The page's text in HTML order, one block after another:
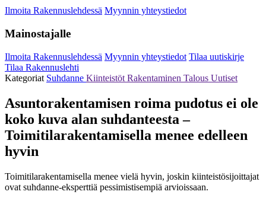
Ilmoita Rakennuslehdessä Myynnin yhteystiedot
Mainostajalle
Ilmoita Rakennuslehdessä Myynnin yhteystiedot Tilaa uutiskirje
Tilaa Rakennuslehti
Kategoriat Suhdanne Kiinteistöt Rakentaminen Talous Uutiset
Asuntorakentamisen roima pudotus ei ole
koko kuva alan suhdanteesta –
Toimitilarakentamisella menee edelleen
hyvin
Toimitilarakentamisella menee vielä hyvin, joskin kiinteistösijoittajat
ovat suhdanne-eksperttiä pessimistisempiä arvioissaan.